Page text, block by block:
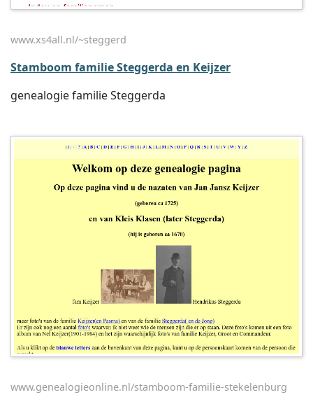
www.xs4all.nl/~steggerd
Stamboom familie Steggerda en Keijzer
genealogie familie Steggerda
www.genealogieonline.nl/stamboom-familie-stekelenburg